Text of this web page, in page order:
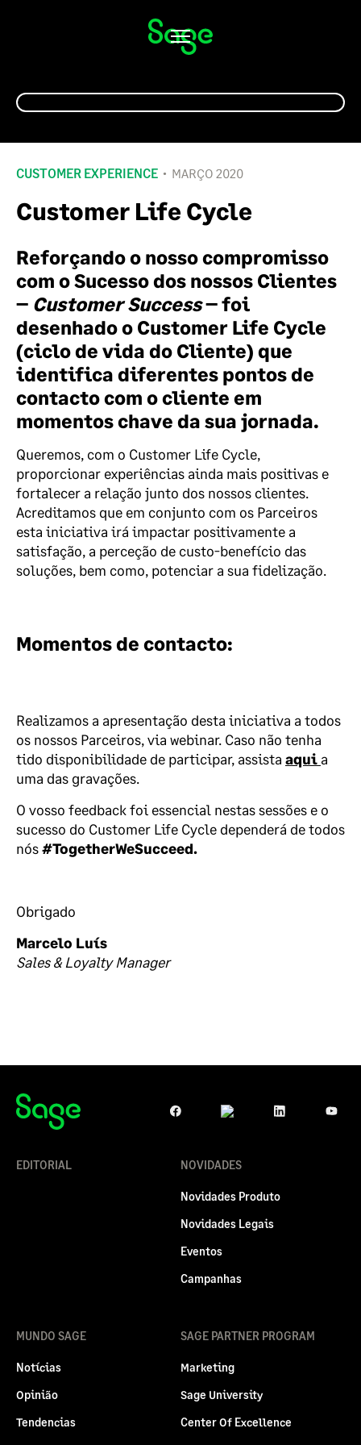
Alternar
navegação
CUSTOMER EXPERIENCE MARÇO 2020
Customer Life Cycle
Reforçando o nosso compromisso
com o Sucesso dos nossos Clientes
– Customer Success– foi
desenhado o Customer Life Cycle
(ciclo de vida do Cliente) que
identifica diferentes pontos de
contacto com o cliente em
momentos chave da sua jornada.
Queremos, com o Customer Life Cycle,
proporcionar experiências ainda mais positivas e
fortalecer a relação junto dos nossos clientes.
Acreditamos que em conjunto com os Parceiros
esta iniciativa irá impactar positivamente a
satisfação, a perceção de custo-benefício das
soluções, bem como, potenciar a sua fidelização.
Momentos de contacto:
Realizamos a apresentação desta iniciativa a todos
os nossos Parceiros, via webinar. Caso não tenha
tido disponibilidade de participar, assista aqui a
uma das gravações.
O vosso feedback foi essencial nestas sessões e o
sucesso do Customer Life Cycle dependerá de todos
nós#TogetherWeSucceed.
Obrigado
Marcelo Luís
Sales & Loyalty Manager
EDITORIAL NOVIDADES
Novidades Produto
Novidades Legais
Eventos
Campanhas
MUNDO SAGE
Notícias
Opinião
Tendencias
SAGE PARTNER PROGRAM
Marketing
Sage University
Center Of Excellence